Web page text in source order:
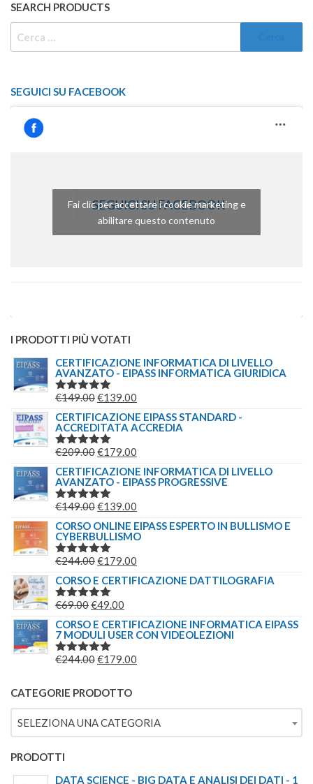
articoli
SEARCH PRODUCTS
SEGUICI SU FACEBOOK
SEGUICI SU FACEBOOK
Fai clic per accettare i cookie marketing e
abilitare questo contenuto
I PRODOTTI PIÙ VOTATI
CERTIFICAZIONE INFORMATICA DI LIVELLO
AVANZATO - EIPASS INFORMATICA GIURIDICA
VALUTATO
€149.00IL
PREZZO
ORIGINALE
ERA:
€139.00
PREZZO
ATTUALE
CERTIFICAZIONE EIPASS STANDARD -
ACCREDITATA ACCREDIA
VALUTATO
€209.00IL
PREZZO
ORIGINALE
ERA:
€179.00
PREZZO
ATTUALE
CERTIFICAZIONE INFORMATICA DI LIVELLO
AVANZATO - EIPASS PROGRESSIVE
VALUTATO
€149.00IL
PREZZO
ORIGINALE
ERA:
€139.00
PREZZO
ATTUALE
CORSO ONLINE EIPASS ESPERTO IN BULLISMO E
CYBERBULLISMO
VALUTATO
€244.00IL
PREZZO
ORIGINALE
ERA:
€244.00.
€179.00
PREZZO
€179.00.
CORSO E CERTIFICAZIONE DATTILOGRAFIA
VALUTATO
€69.00IL
PREZZO
ORIGINALE
ERA:
€49.00
PREZZO
ATTUALE
È:
CORSO E CERTIFICAZIONE INFORMATICA EIPASS
7 MODULI USER CON VIDEOLEZIONI
VALUTATO
€244.00IL
ORIGINALE
ERA:
€244.00.
€179.00
È:
€179.00.
CATEGORIE PRODOTTO
SELEZIONA UNA CATEGORIA
PRODOTTI
DATA SCIENCE - BIG DATA E ANALISI DEI DATI - 1